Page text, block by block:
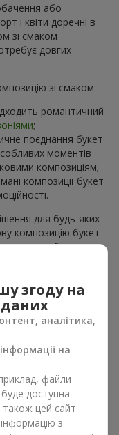
або
і квіти доречні в
зі смаком
довгих
зі смаком:
романтичний
;
поєднання букет
моментів
композиціям;
композиції букет
для будь-яких
композицію букет
каталогу або
квіти.
—
Ексклюзивний
виглядає ефектно,
якдень
згоду на
аналітика,
на
файли
буде доступна
цей сайт
з